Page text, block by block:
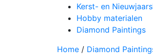
Kerst- en
Hobby materialen
Diamond Paintings
Home / Diamond